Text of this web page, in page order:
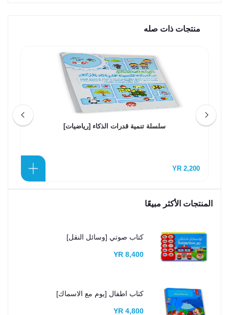
منتجات ذات صله
سلسلة تنمية قدرات الذكاء [رياضيات]
2,200 YR
المنتجات الأكثر مبيعًا
كتاب صوتي [وسائل النقل]
8,400 YR
كتاب اطفال [يوم مع الاسماك]
4,800 YR